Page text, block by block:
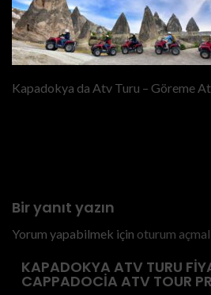
Kapadokya da Atv Turu – Göreme
Bir yanıt yazın
Yorum yapabilmek için oturum
KAPADOKYA ATV TURU
CAPPADOCIA ATV TOUR